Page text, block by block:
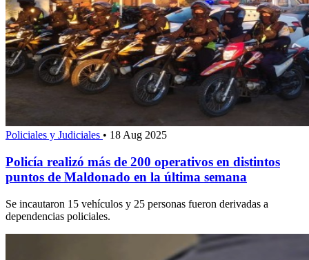
Policiales y Judiciales • 18 Aug 2025
Policía realizó más de 200 operativos en distintos
puntos de Maldonado en la última semana
Se incautaron 15 vehículos y 25 personas fueron derivadas a
dependencias policiales.